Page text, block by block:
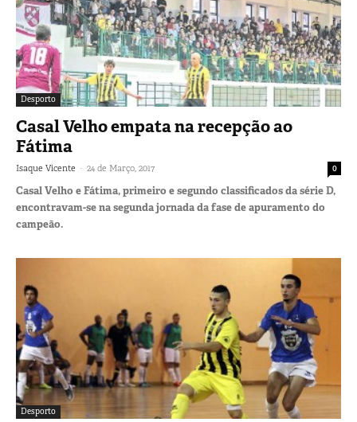
Desporto
Casal Velho empata na recepção ao
Fátima
Isaque Vicente - 24 de Março, 2017 0
Casal Velho e Fátima, primeiro e segundo classificados da série D,
encontravam-se na segunda jornada da fase de apuramento do
campeão.
Desporto